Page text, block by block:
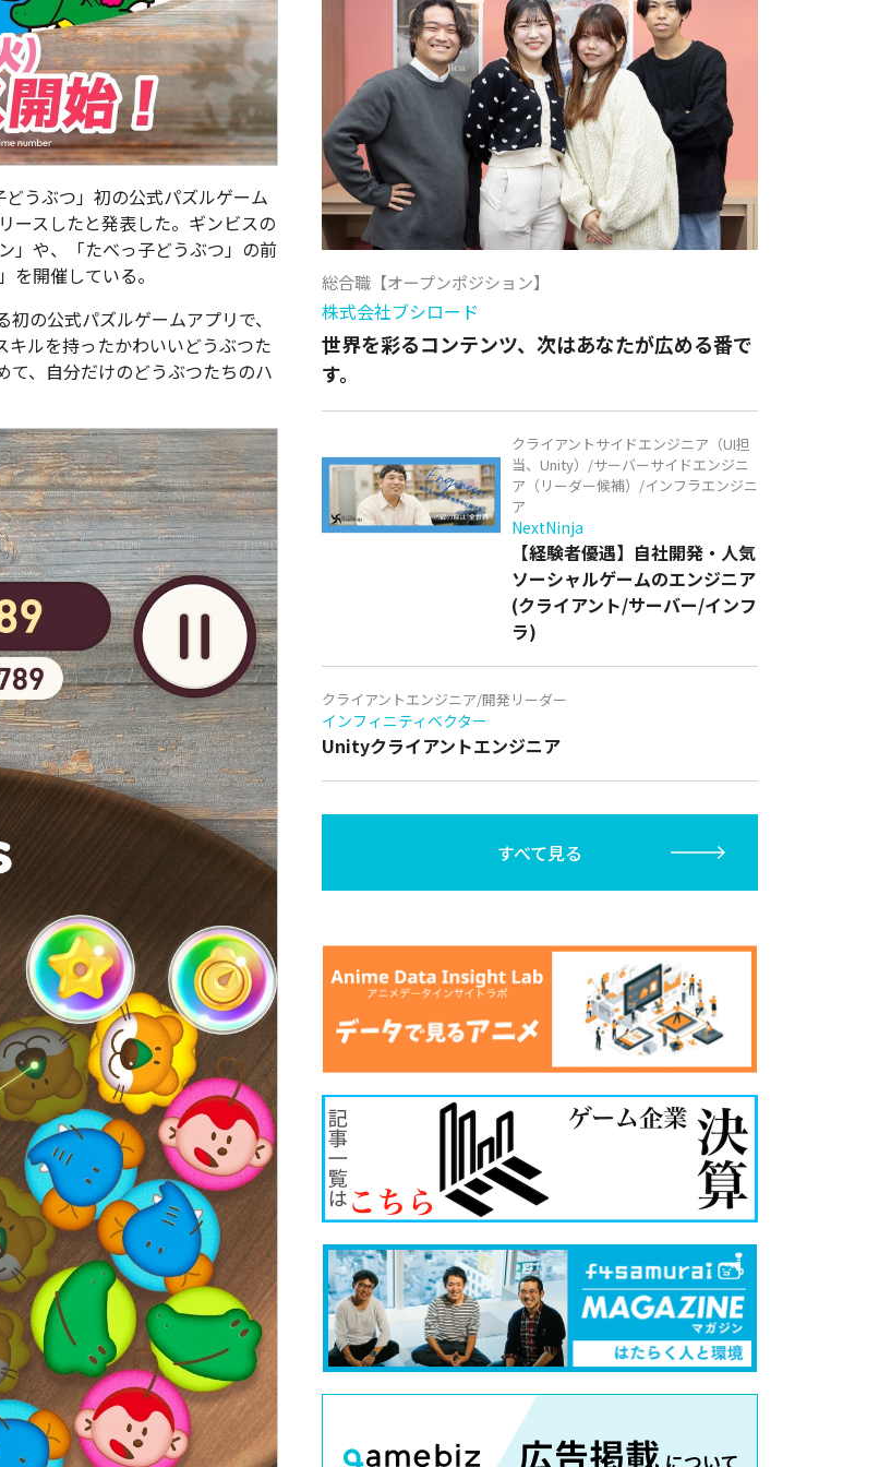
うぶつ」初の公式パズルゲーム
ースしたと発表した。ギンビスの
」や、「たべっ子どうぶつ」の前
を開催している。
の公式パズルゲームアプリで、
ルを持ったかわいいどうぶつた
て、自分だけのどうぶつたちのハ
総合職【オープンポジション】
株式会社ブシロード
世界を彩るコンテンツ、次はあなたが広める番で
す。
クライアントサイドエンジニア（UI担
当、Unity）/サーバーサイドエンジニ
ア（リーダー候補）/インフラエンジニ
ア
NextNinja
【経験者優遇】自社開発・人気
ソーシャルゲームのエンジニア
(クライアント/サーバー/インフ
ラ)
クライアントエンジニア/開発リーダー
インフィニティベクター
Unityクライアントエンジニア
すべて見る